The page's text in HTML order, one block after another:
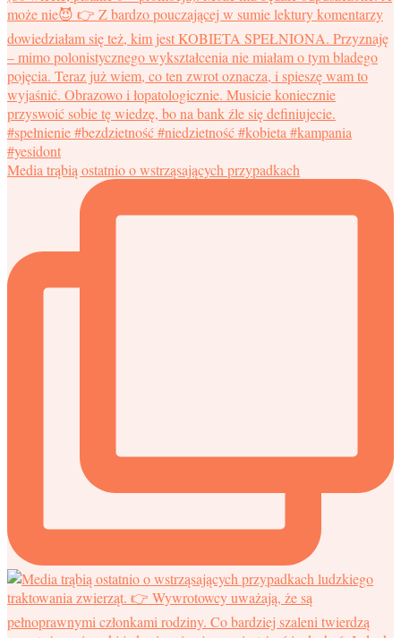
Media trąbią ostatnio o wstrząsających przypadkach